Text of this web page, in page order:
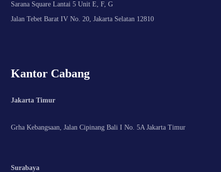
Sarana Square Lantai 5 Unit E, F, G
Jalan Tebet Barat IV No. 20, Jakarta Selatan 12810
Kantor Cabang
Jakarta Timur
Grha Kebangsaan, Jalan Cipinang Bali I No. 5A Jakarta Timur
Surabaya